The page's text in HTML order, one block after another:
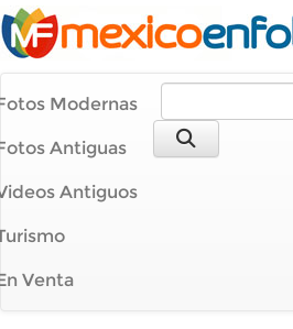
Modernas
Antiguas
Antiguos
Venta